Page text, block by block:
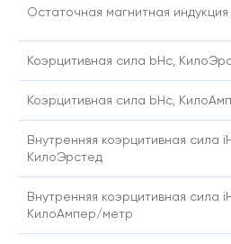
Остаточная магнитная индукция
Коэрцитивная сила bHc,
Коэрцитивная сила bHc,
Внутренняя коэрцитивная сила
КилоЭрстед
Внутренняя коэрцитивная сила
КилоАмпер/метр